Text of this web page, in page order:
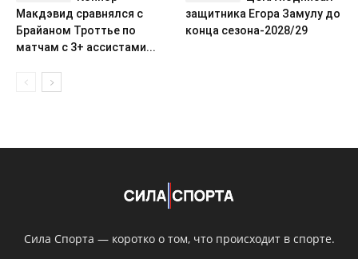
Макдэвид сравнялся с
Брайаном Троттье по
матчам с 3+ ассистами...
защитника Егора Замулу до
конца сезона-2028/29
Сила Спорта — коротко о том, что происходит в спорте.